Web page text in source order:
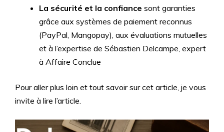
La sécurité et la confiance sont garanties
grâce aux systèmes de paiement reconnus
(PayPal, Mangopay), aux évaluations mutuelles
et à l’expertise de Sébastien Delcampe, expert
à Affaire Conclue
Pour aller plus loin et tout savoir sur cet article, je vous
invite à lire l’article.